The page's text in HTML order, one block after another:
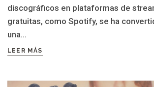
discográficos en plataformas de
gratuitas, como Spotify, se ha
una...
LEER MÁS